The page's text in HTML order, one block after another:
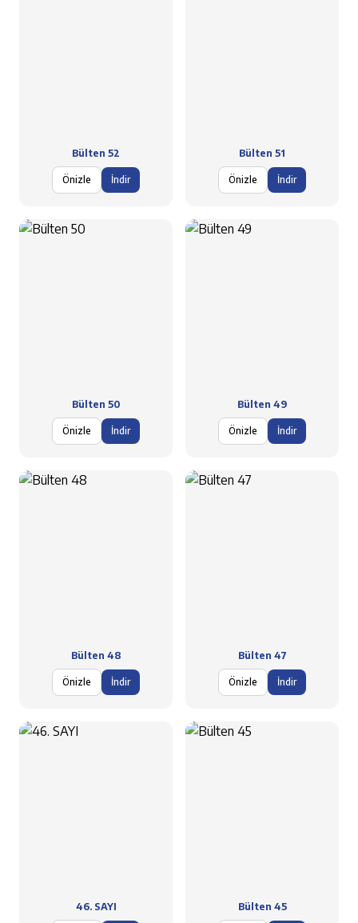
Bülten 52
Önizle İndir
Bülten 51
Önizle İndir
Bülten 50
Önizle İndir
Bülten 49
Önizle İndir
Bülten 48
Önizle İndir
Bülten 47
Önizle İndir
46. SAYI Bülten 45